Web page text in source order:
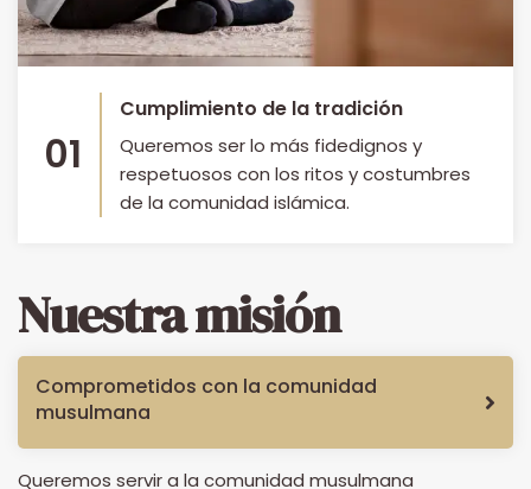
01
Cumplimiento de la tradición
Queremos ser lo más fidedignos y
respetuosos con los ritos y costumbres
de la comunidad islámica.
Nuestra misión
Comprometidos con la comunidad
musulmana
Queremos servir a la comunidad musulmana